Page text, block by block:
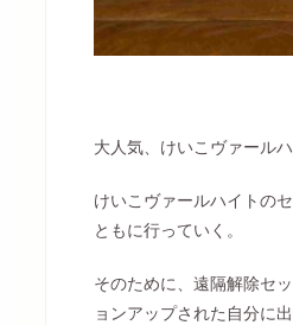
大人気、けいこヴァール
けいこヴァールハイトの
ともに行っていく。
そのために、遠隔解除セ
ョンアップされた自分に出